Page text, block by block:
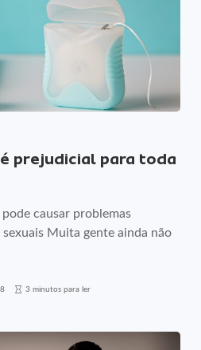
prejudicial para toda
pode causar problemas
Muita gente ainda não
3 minutos para ler